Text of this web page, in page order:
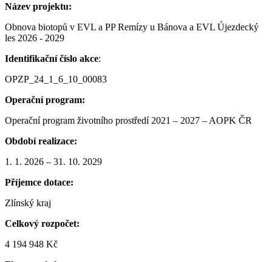
Název projektu:
Obnova biotopů v EVL a PP Remízy u Bánova a EVL Újezdecký
les 2026 - 2029
Identifikační číslo akce:
OPZP_24_1_6_10_00083
Operační program:
Operační program životního prostředí 2021 – 2027 – AOPK ČR
Období realizace:
1. 1. 2026 – 31. 10. 2029
Příjemce dotace:
Zlínský kraj
Celkový rozpočet:
4 194 948 Kč